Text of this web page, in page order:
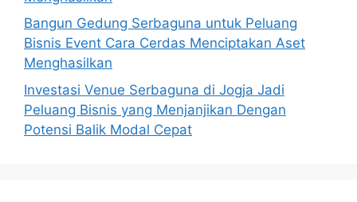
Bangun Gedung Serbaguna untuk Peluang
Bisnis Event Cara Cerdas Menciptakan Aset
Menghasilkan
Investasi Venue Serbaguna di Jogja Jadi
Peluang Bisnis yang Menjanjikan Dengan
Potensi Balik Modal Cepat